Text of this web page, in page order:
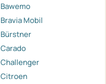
Bawemo
Bravia Mobil
Bürstner
Carado
Challenger
Citroen